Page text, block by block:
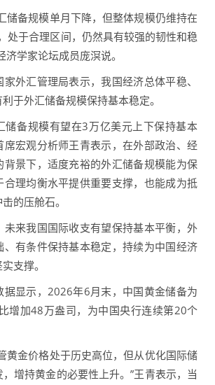
备规模单月下降，但整体规模仍维持在
处于合理区间，仍然具有较强的韧性和稳
济学家论坛成员庞溟说。
汇管理局表示，我国经济总体平稳、
于外汇储备规模保持基本稳定。
备规模有望在3万亿美元上下保持基本
席宏观分析师王青表示，在外部政治、经
背景下，适度充裕的外汇储备规模能为保
合理均衡水平提供重要支撑，也能成为抵
的压舱石。
来我国国际收支有望保持基本平衡，外
、有条件保持基本稳定，持续为中国经济
支撑。
据显示，2026年6月末，中国黄金储备为
增加48万盎司，为中国央行连续第20个
金价格处于历史高位，但从优化国际储
增持黄金的必要性上升。”王青表示，当